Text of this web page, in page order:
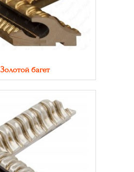
Золотой багет